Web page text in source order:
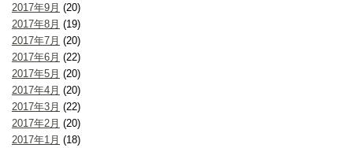
2017年9月 (20)
2017年8月 (19)
2017年7月 (20)
2017年6月 (22)
2017年5月 (20)
2017年4月 (20)
2017年3月 (22)
2017年2月 (20)
2017年1月 (18)